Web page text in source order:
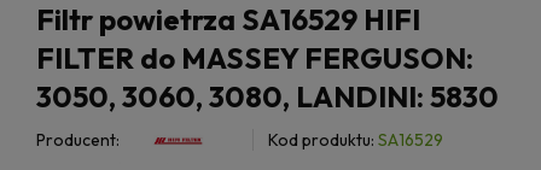
Filtr powietrza SA16529 HIFI
FILTER do MASSEY FERGUSON:
3050, 3060, 3080, LANDINI: 5830
Producent: Kod produktu: SA16529